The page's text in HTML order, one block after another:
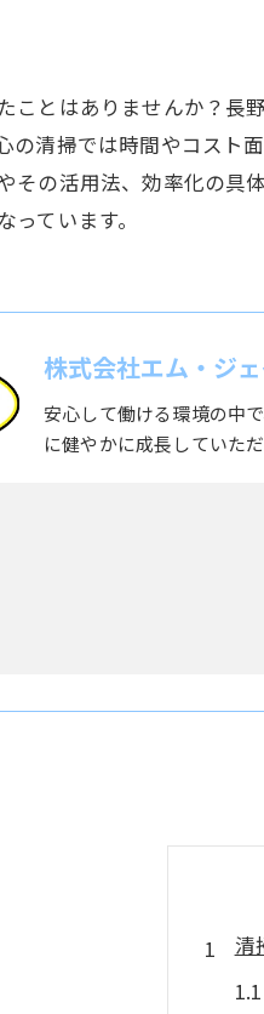
ことはありませんか？長
の清掃では時間やコスト
その活用法、効率化の具
ています。
株式会社エム・ジ
安心して働ける環境の中
に健やかに成長していた
清